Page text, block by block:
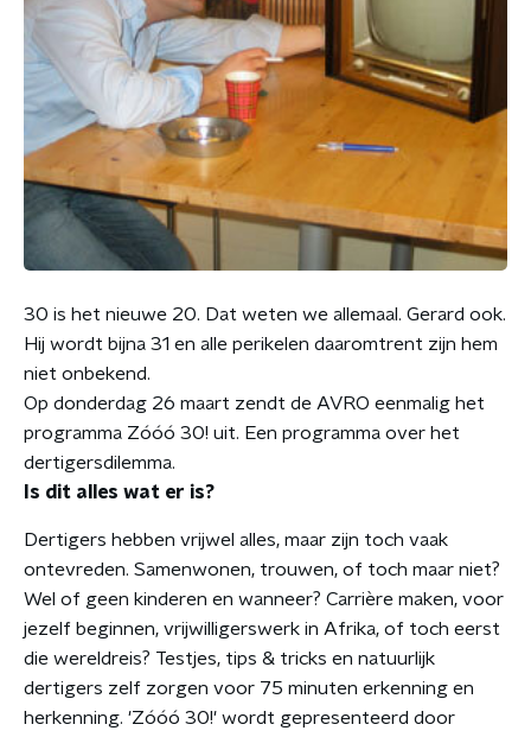
30 is het nieuwe 20. Dat weten we allemaal. Gerard ook.
Hij wordt bijna 31 en alle perikelen daaromtrent zijn hem
niet onbekend.
Op donderdag 26 maart zendt de AVRO eenmalig het
programma Zóóó 30! uit. Een programma over het
dertigersdilemma.
Is dit alles wat er is?
Dertigers hebben vrijwel alles, maar zijn toch vaak
ontevreden. Samenwonen, trouwen, of toch maar niet?
Wel of geen kinderen en wanneer? Carrière maken, voor
jezelf beginnen, vrijwilligerswerk in Afrika, of toch eerst
die wereldreis? Testjes, tips & tricks en natuurlijk
dertigers zelf zorgen voor 75 minuten erkenning en
herkenning. 'Zóóó 30!' wordt gepresenteerd door